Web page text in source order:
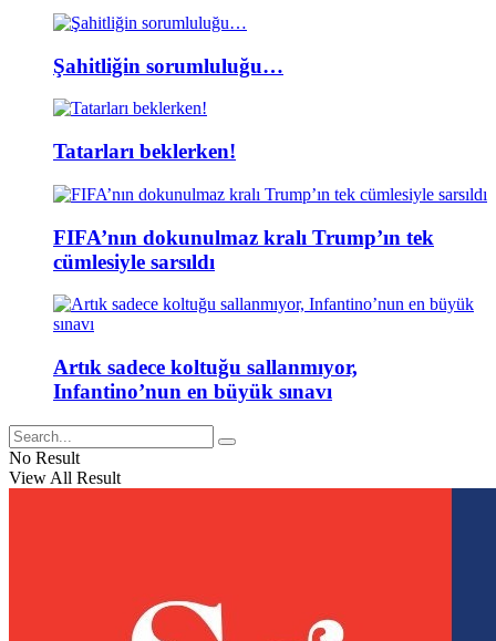
Şahitliğin sorumluluğu…
Tatarları beklerken!
FIFA’nın dokunulmaz kralı Trump’ın tek
cümlesiyle sarsıldı
Artık sadece koltuğu sallanmıyor,
Infantino’nun en büyük sınavı
No Result
View All Result